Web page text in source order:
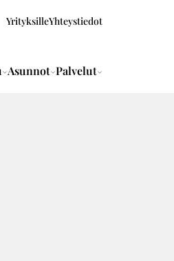
YrityksilleYhteystiedot
Asunnot Palvelut